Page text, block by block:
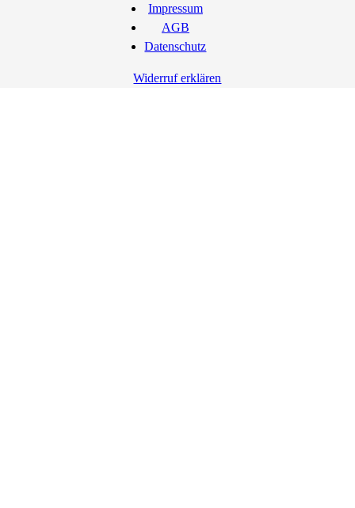
Impressum
AGB
Datenschutz
Widerruf erklären